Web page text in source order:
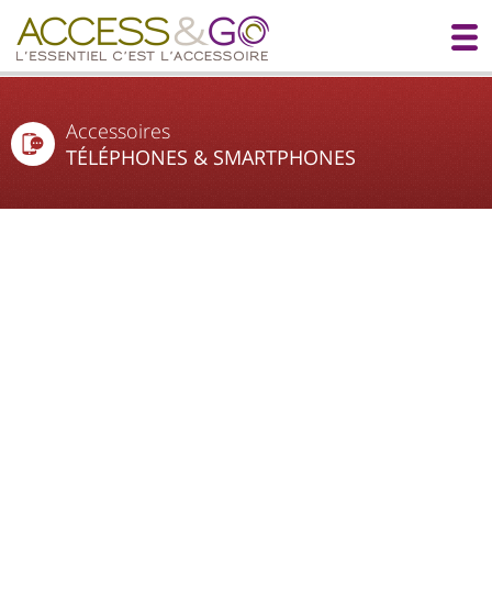
Accessoires
TÉLÉPHONES & SMARTPHONES